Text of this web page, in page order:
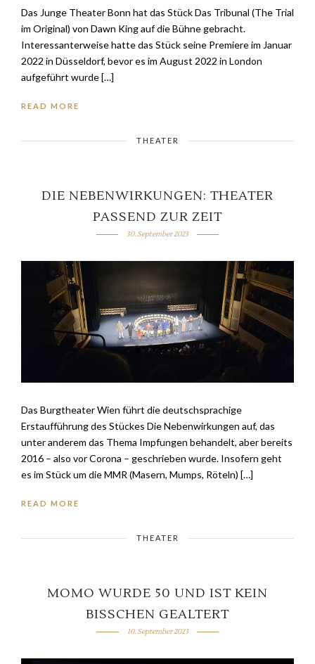
Das Junge Theater Bonn hat das Stück Das Tribunal (The Trial
im Original) von Dawn King auf die Bühne gebracht.
Interessanterweise hatte das Stück seine Premiere im Januar
2022 in Düsseldorf, bevor es im August 2022 in London
aufgeführt wurde […]
READ MORE
THEATER
DIE NEBENWIRKUNGEN: THEATER
PASSEND ZUR ZEIT
30. September 2023
Das Burgtheater Wien führt die deutschsprachige
Erstaufführung des Stückes Die Nebenwirkungen auf, das
unter anderem das Thema Impfungen behandelt, aber bereits
2016 – also vor Corona – geschrieben wurde. Insofern geht
es im Stück um die MMR (Masern, Mumps, Röteln) […]
READ MORE
THEATER
MOMO WURDE 50 UND IST KEIN
BISSCHEN GEALTERT
10. September 2023